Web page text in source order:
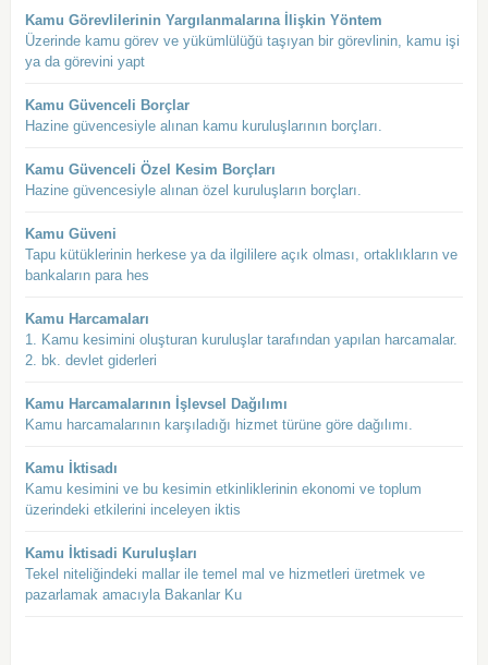
Kamu Görevlilerinin Yargılanmalarına İlişkin Yöntem
Üzerinde kamu görev ve yükümlülüğü taşıyan bir görevlinin, kamu işi
ya da görevini yapt
Kamu Güvenceli Borçlar
Hazine güvencesiyle alınan kamu kuruluşlarının borçları.
Kamu Güvenceli Özel Kesim Borçları
Hazine güvencesiyle alınan özel kuruluşların borçları.
Kamu Güveni
Tapu kütüklerinin herkese ya da ilgililere açık olması, ortaklıkların ve
bankaların para hes
Kamu Harcamaları
1. Kamu kesimini oluşturan kuruluşlar tarafından yapılan harcamalar.
2. bk. devlet giderleri
Kamu Harcamalarının İşlevsel Dağılımı
Kamu harcamalarının karşıladığı hizmet türüne göre dağılımı.
Kamu İktisadı
Kamu kesimini ve bu kesimin etkinliklerinin ekonomi ve toplum
üzerindeki etkilerini inceleyen iktis
Kamu İktisadi Kuruluşları
Tekel niteliğindeki mallar ile temel mal ve hizmetleri üretmek ve
pazarlamak amacıyla Bakanlar Ku